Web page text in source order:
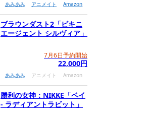
あみあみ アニメイト Amazon
ブラウンダスト2「ビキニ
エージェント シルヴィア」
7月6日予約開始
22,000円
あみあみ アニメイト Amazon
勝利の女神：NIKKE「ベイ
- ラディアントラビット」